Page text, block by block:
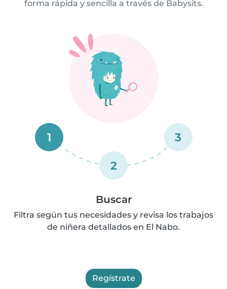
forma rápida y sencilla a través de Babysits.
1
2
3
Buscar
Filtra según tus necesidades y revisa los trabajos
de niñera detallados en El Nabo.
Regístrate